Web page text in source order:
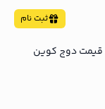
ثبت نام
قیمت دوج کوین